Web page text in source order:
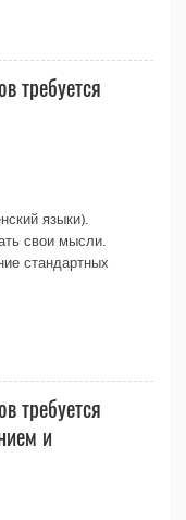
требуется
языки).
свои мысли.
стандартных
требуется
и